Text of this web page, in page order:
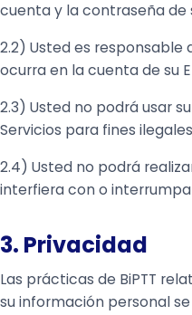
cuenta y la contraseña de
2.2) Usted es responsable
ocurra en la cuenta de su
2.3) Usted no podrá usar
Servicios para fines
2.4) Usted no podrá
interfiera con o interrumpa
3. Privacidad
Las prácticas de BiPTT
su información personal